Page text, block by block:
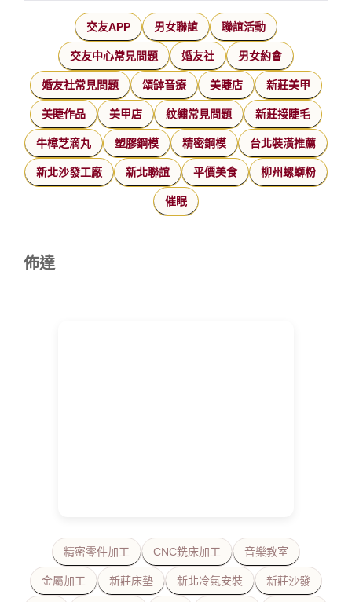
交友APP 男女聯誼 聯誼活動
交友中心常見問題 婚友社 男女約會
婚友社常見問題 頌缽音療 美睫店 新莊美甲
美睫作品 美甲店 紋繡常見問題 新莊接睫毛
牛樟芝滴丸 塑膠鋼模 精密鋼模 台北裝潢推薦
新北沙發工廠 新北聯誼 平價美食 柳州螺螄粉
催眠
佈達
精密零件加工 CNC銑床加工 音樂教室
金屬加工 新莊床墊 新北冷氣安裝 新莊沙發